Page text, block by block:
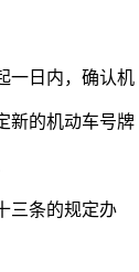
一日内，确认机
新的机动车号牌
三条的规定办